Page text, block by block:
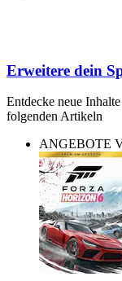
Erweitere dein
Entdecke neue
folgenden Artikeln
ANGEBOTE